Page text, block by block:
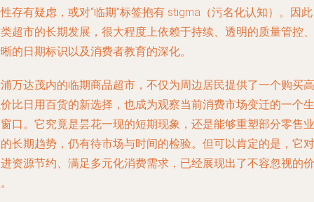
存有疑虑，或对“临期”标签抱有 stigma（污名化认知）。因
超市的长期发展，很大程度上依赖于持续、透明的质量管控、
的日期标识以及消费者教育的深化。
万达茂内的临期商品超市，不仅为周边居民提供了一个购买高
比日用百货的新选择，也成为观察当前消费市场变迁的一个生
口。它究竟是昙花一现的短期现象，还是能够重塑部分零售业
长期趋势，仍有待市场与时间的检验。但可以肯定的是，它对
资源节约、满足多元化消费需求，已经展现出了不容忽视的价